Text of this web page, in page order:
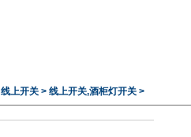
线上开关 > 线上开关,酒柜灯开关 >